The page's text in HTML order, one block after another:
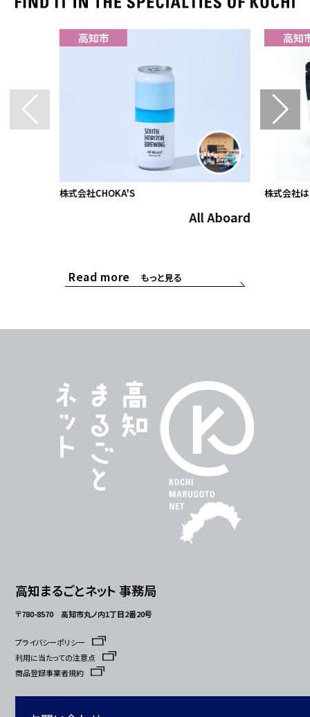
高知市
株式会社CHOKA'S
All Aboard
高知
株式会社
Read more もっと見る
高知まるごとネット 事務局
〒780-8570 高知市丸ノ内1丁目2番20号
プライバシーポリシー
利用に当たっての注意点
商品登録事業者規約